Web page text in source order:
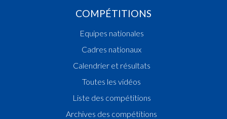
COMPÉTITIONS
Equipes nationales
Cadres nationaux
Calendrier et résultats
Toutes les vidéos
Liste des compétitions
Archives des compétitions